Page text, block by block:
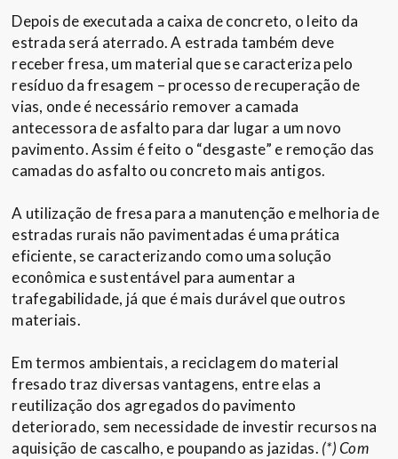
Depois de executada a caixa de concreto, o leito da
estrada será aterrado. A estrada também deve
receber fresa, um material que se caracteriza pelo
resíduo da fresagem – processo de recuperação de
vias, onde é necessário remover a camada
antecessora de asfalto para dar lugar a um novo
pavimento. Assim é feito o “desgaste” e remoção das
camadas do asfalto ou concreto mais antigos.
A utilização de fresa para a manutenção e melhoria de
estradas rurais não pavimentadas é uma prática
eficiente, se caracterizando como uma solução
econômica e sustentável para aumentar a
trafegabilidade, já que é mais durável que outros
materiais.
Em termos ambientais, a reciclagem do material
fresado traz diversas vantagens, entre elas a
reutilização dos agregados do pavimento
deteriorado, sem necessidade de investir recursos na
aquisição de cascalho, e poupando as jazidas. (*) Com